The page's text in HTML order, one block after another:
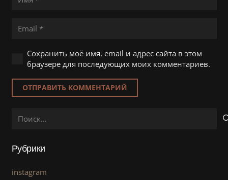
Сохранить моё имя, email и адрес сайта в этом
браузере для последующих моих комментариев.
ОТПРАВИТЬ КОММЕНТАРИЙ
Рубрики
instagram